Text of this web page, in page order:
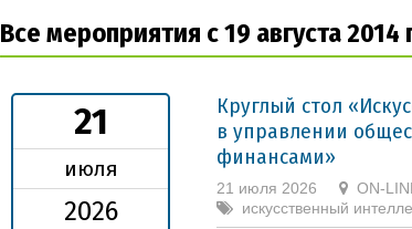
Все мероприятия с 19 августа 2014
21
июля
2026
Круглый стол
в управлении
финансами»
21 июля 2026
ON-
искусcтвенный